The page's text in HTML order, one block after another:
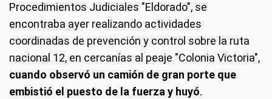
Procedimientos Judiciales "Eldorado", se
encontraba ayer realizando actividades
coordinadas de prevención y control sobre la ruta
nacional 12, en cercanías al peaje "Colonia Victoria",
cuando observó un camión de gran porte que
embistió el puesto de la fuerza y huyó.